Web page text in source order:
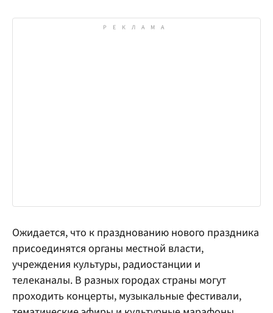
Ожидается, что к празднованию нового праздника
присоединятся органы местной власти,
учреждения культуры, радиостанции и
телеканалы. В разных городах страны могут
проходить концерты, музыкальные фестивали,